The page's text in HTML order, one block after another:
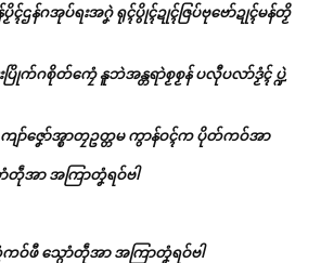
ကေတ်အဆက်
© ဌာန်ပရိုၚ်ဗၠးၜးမန်
ကူမန်
ၚ်ဂျ
ပၟိၚ်ဌန်ဂအုပ်ရးအဂၞဲ ရုၚ်ပွိုၚ်ဍုၚ်ဇြပ်ဗုဗော်ဍုၚ်မန်တၟိ
းပြိုက်ဂစိုတ်ကၠေံ နူဘဲအန္တရာဲစၟစၟန် ပလီုပလာ်ဒၟံၚ် ပ္ဍဲ
ျာ်ဇၞော်အ္စာတၠဥတ္တမ ကွာန်ဝၚ်က ပိုတ်ကဝ်အာ
တဵုအာ အကြာတၞံရဝ်ဗါ
ဝ်ဖီ သ္ဂောံတဵုအာ အကြာတၞံရဝ်ဗါ